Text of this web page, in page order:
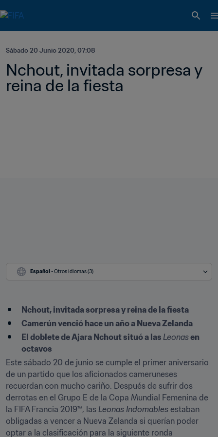
Sábado 20 Junio 2020, 07:08
Nchout, invitada sorpresa y
reina de la fiesta
Español - Otros idiomas (3)
Nchout, invitada sorpresa y reina de la fiesta
Camerún venció hace un año a Nueva Zelanda
El doblete de Ajara Nchout situó a las Leonas en
octavos
Este sábado 20 de junio se cumple el primer aniversario
de un partido que los aficionados cameruneses
recuerdan con mucho cariño. Después de sufrir dos
derrotas en el Grupo E de la Copa Mundial Femenina de
la FIFA Francia 2019™, las Leonas Indomables estaban
obligadas a vencer a Nueva Zelanda si querían poder
optar a la clasificación para la siguiente ronda